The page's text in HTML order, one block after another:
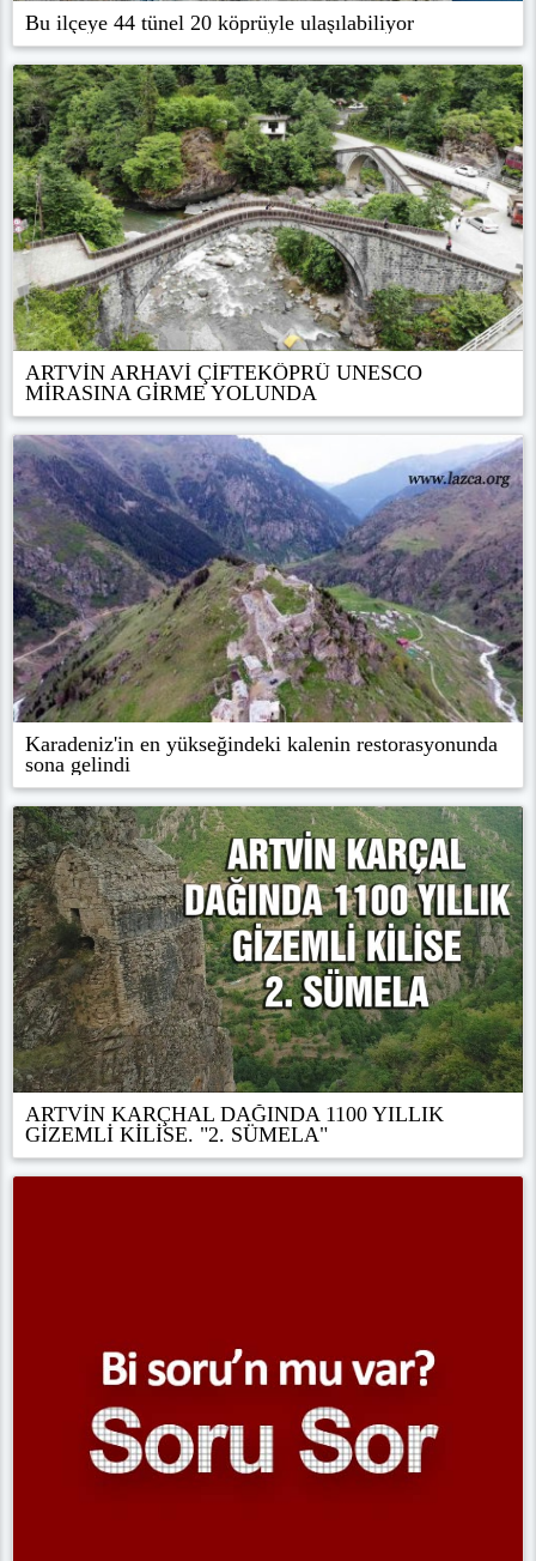
Bu ilçeye 44 tünel 20 köprüyle ulaşılabiliyor
ARTVİN ARHAVİ ÇİFTEKÖPRÜ UNESCO
MİRASINA GİRME YOLUNDA
Karadeniz'in en yükseğindeki kalenin restorasyonunda
sona gelindi
ARTVİN KARÇHAL DAĞINDA 1100 YILLIK
GİZEMLİ KİLİSE. "2. SÜMELA"